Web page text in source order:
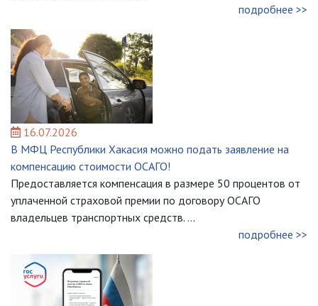
подробнее >>
16.07.2026
В МФЦ Республики Хакасия можно подать заявление на
компенсацию стоимости ОСАГО!
Предоставляется компенсация в размере 50 процентов от
уплаченной страховой премии по договору ОСАГО
владельцев транспортных средств. ...
подробнее >>